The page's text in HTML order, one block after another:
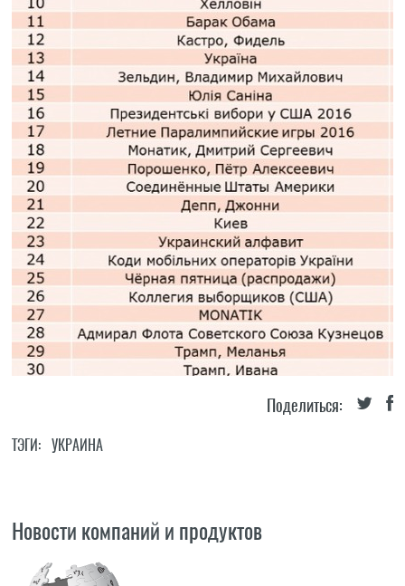
Поделиться:
ТЭГИ: УКРАИНА
Новости компаний и продуктов